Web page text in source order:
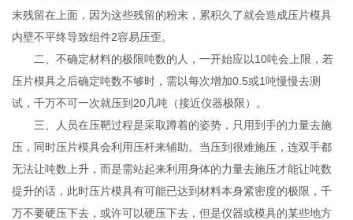
末残留在上面，因为这些残留的粉末，累积久了就会造成压片模具
内壁不平终导致组件2容易压歪。
二、不确定材料的极限吨数的人，一开始应以10吨会上限，若
压片模具之后确定吨数不够时，需以每次增加0.5或1吨慢慢去测
试，千万不可一次就压到20几吨（接近仪器极限）。
三、人员在压靶过程是采取蹲着的姿势，只用到手的力量去施
压，同时压片模具会利用压杆来辅助。当压到很难施压，连双手都
无法让吨数上升，而是需站起来利用身体的力量去施压才能让吨数
提升的话，此时压片模具有可能已达到材料本身紧密度的极限，千
万不要硬压下去，或许可以硬压下去，但是仪器或模具的某些地方